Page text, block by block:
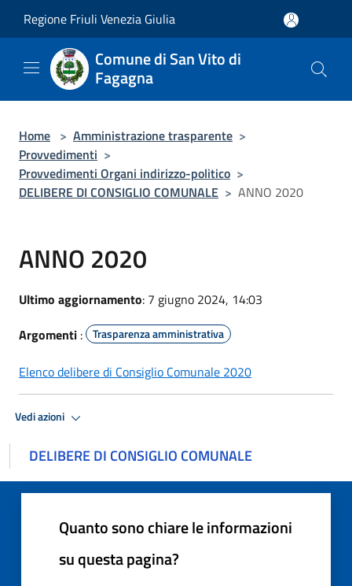
Regione Friuli Venezia Giulia
Comune di San Vito di
Fagagna
Home > Amministrazione trasparente >
Provvedimenti >
Provvedimenti Organi indirizzo-politico >
DELIBERE DI CONSIGLIO COMUNALE > ANNO 2020
ANNO 2020
Ultimo aggiornamento: 7 giugno 2024, 14:03
Argomenti : Trasparenza amministrativa
Elenco delibere di Consiglio Comunale 2020
Vedi azioni
DELIBERE DI CONSIGLIO COMUNALE
Quanto sono chiare le informazioni
su questa pagina?